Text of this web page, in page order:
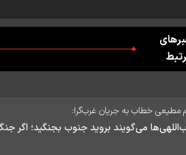
مطیعی خطاب به جریان غرب‌گرا:
می‌گویند بروید جنوب بجنگید؛ اگر